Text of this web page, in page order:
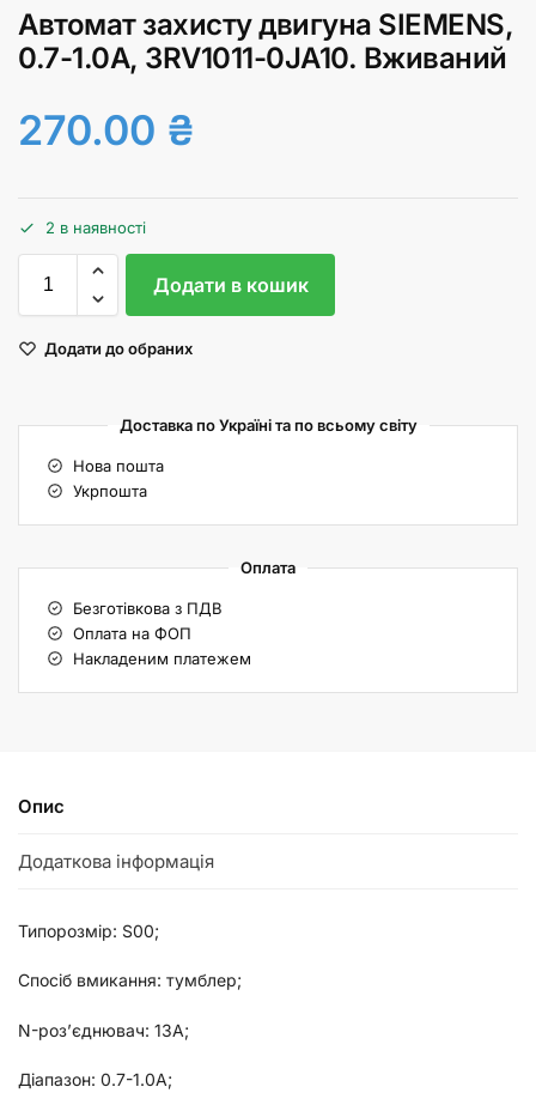
Автомат захисту двигуна SIEMENS,
0.7-1.0А, 3RV1011-0JA10. Вживаний
270.00 ₴
2 в наявності
Додати в кошик
Додати до обраних
Доставка по Україні та по всьому світу
Нова пошта
Укрпошта
Оплата
Безготівкова з ПДВ
Оплата на ФОП
Накладеним платежем
Опис
Додаткова інформація
Типорозмір: S00;
Спосіб вмикання: тумблер;
N-роз’єднювач: 13А;
Діапазон: 0.7-1.0А;